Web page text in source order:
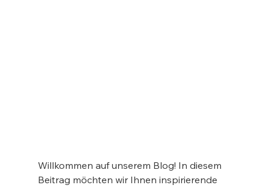
Willkommen auf unserem Blog! In diesem
Beitrag möchten wir Ihnen inspirierende